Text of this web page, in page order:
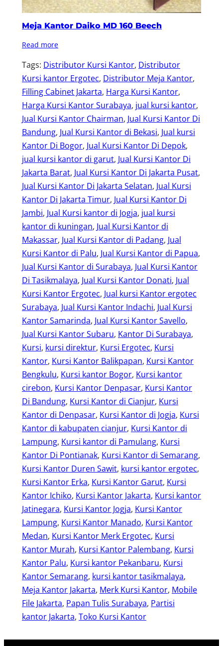
Meja Kantor Daiko MD 160 Beech
Read more
Tags: Distributor Kursi Kantor, Distributor
Kursi kantor Ergotec, Distributor Meja Kantor
Filling Cabinet Jakarta, Harga Kursi Kantor
Harga Kursi Kantor Surabaya, jual kursi kantor
Jual Kursi Kantor Chairman, Jual Kursi Kantor Di
Bandung, Jual Kursi Kantor di Bekasi, Jual kursi
Kantor Di Bogor, Jual Kursi Kantor Di Depok
jual kursi kantor di garut, Jual Kursi Kantor Di
Jakarta Barat, Jual Kursi Kantor Di Jakarta Pusat
Jual Kursi Kantor Di Jakarta Selatan, Jual Kursi
Kantor Di Jakarta Timur, Jual Kursi Kantor Di
Jambi, Jual Kursi kantor di Jogja, jual kursi
kantor di kuningan, Jual Kursi Kantor di
Makassar, Jual Kursi Kantor di Padang, Jual
Kursi Kantor di Palu, Jual Kursi Kantor di Papua
Jual Kursi Kantor di Surabaya, Jual Kursi Kantor
Di Tasikmalaya, Jual Kursi Kantor Donati, Jual
Kursi Kantor Ergotec, Jual kursi Kantor ergotec
Surabaya, Jual Kursi Kantor Indachi, Jual Kursi
Kantor Samarinda, Jual Kursi Kantor Savello
Jual Kursi Kantor Subaru, Kantor Di Surabaya
Kursi, kursi direktur, Kursi Ergotec, Kursi
Kantor, Kursi Kantor Balikpapan, Kursi Kantor
Bengkulu, Kursi kantor Bogor, Kursi kantor
cirebon, Kursi Kantor Denpasar, Kursi Kantor
Di Bandung, Kursi Kantor di Cianjur, Kursi
Kantor di Denpasar, Kursi Kantor di Jogja, Kursi
Kantor di kabupaten cianjur, Kursi Kantor di
Lampung, Kursi kantor di Pamulang, Kursi
Kantor Di Pontianak, Kursi Kantor di Semarang
Kursi Kantor Duren Sawit, kursi kantor ergotec
Kursi Kantor Erka, Kursi Kantor Garut, Kursi
Kantor Ichiko, Kursi Kantor Jakarta, Kursi kantor
Jatinegara, Kursi Kantor Jogja, Kursi Kantor
Lampung, Kursi Kantor Manado, Kursi Kantor
Medan, Kursi Kantor Merk Ergotec, Kursi
Kantor Murah, Kursi Kantor Palembang, Kursi
Kantor Palu, Kursi kantor Pekanbaru, Kursi
Kantor Semarang, kursi kantor tasikmalaya
Meja Kantor Jakarta, Merk Kursi Kantor, Mobile
File Jakarta, Papan Tulis Surabaya, Partisi
kantor Jakarta, Toko Kursi Kantor